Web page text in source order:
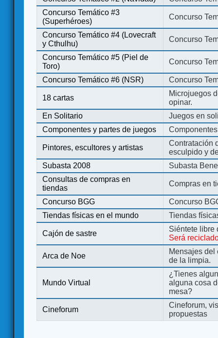
Concurso Temático #3
(Superhéroes)
Concurso
Concurso Temático #4 (Lovecraft
y Cthulhu)
Concurso
Concurso Temático #5 (Piel de
Toro)
Concurso
Concurso Temático #6 (NSR) Concurso
18 cartas
Microjuegos
opinar.
En Solitario
Juegos en
Componentes y partes de juegos
Pintores, escultores y artistas
Contratación
esculpido y
Subasta 2008
Subasta
Consultas de compras en
tiendas
Compras en
Concurso BGG
Concurso
Tiendas físicas en el mundo
Tiendas
Cajón de sastre
Siéntete libre
Será
Arca de Noe
Mensajes del
de la limpia.
Mundo Virtual
¿Tienes
alguna cosa
mesa?
Cineforum
Cineforum,
propuestas